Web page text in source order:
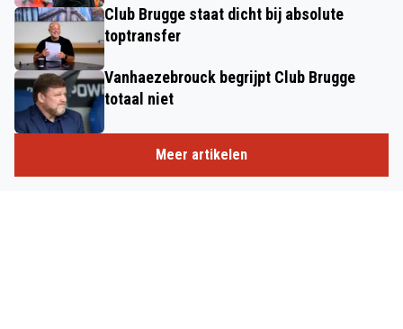
Club Brugge staat dicht bij absolute
toptransfer
Vanhaezebrouck begrijpt Club Brugge
totaal niet
Meer artikelen